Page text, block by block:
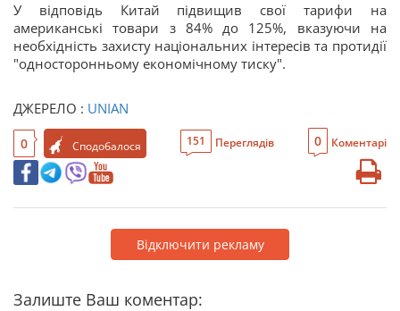
У відповідь Китай підвищив свої тарифи на
американські товари з 84% до 125%, вказуючи на
необхідність захисту національних інтересів та протидії
"односторонньому економічному тиску".
ДЖЕРЕЛО : UNIAN
0 Сподобалося 151 Переглядів 0 Коментарі
Відключити рекламу
Залиште Ваш коментар: